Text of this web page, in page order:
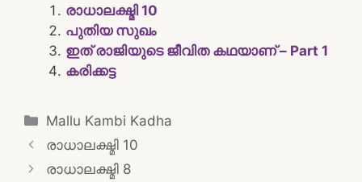
രാധാലക്ഷ്മി 10
പുതിയ സുഖം
ഇത് രാജിയുടെ ജീവിത കഥയാണ് – Part 1
കരിക്കട്ട
Categories
Mallu Kambi Kadha
Post
navigation
രാധാലക്ഷ്മി 10
രാധാലക്ഷ്മി 8